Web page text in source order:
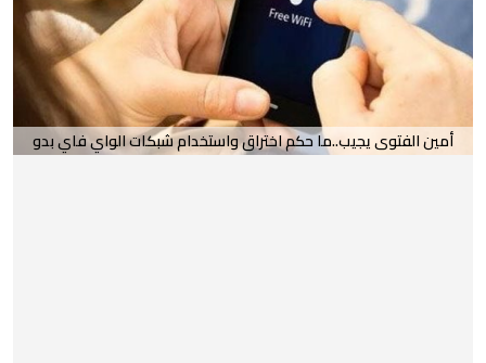
أمين الفتوى يجيب..ما حكم اختراق واستخدام شبكات الواي فاي بدو